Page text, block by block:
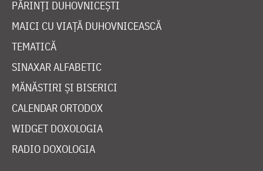
PĂRINȚI DUHOVNICEȘTI
MAICI CU VIAȚĂ DUHOVNICEASCĂ
TEMATICĂ
SINAXAR ALFABETIC
MĂNĂSTIRI ȘI BISERICI
CALENDAR ORTODOX
WIDGET DOXOLOGIA
RADIO DOXOLOGIA